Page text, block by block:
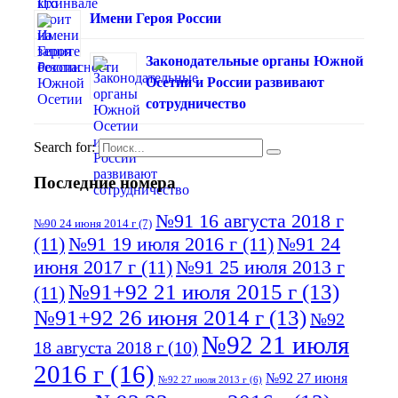
Имени Героя России
Законодательные органы Южной
Осетии и России развивают
сотрудничество
Search for:
Последние номера
№90 24 июня 2014 г (7) №91 16 августа 2018 г
(11)№91 19 июля 2016 г (11)№91 24
июня 2017 г (11)№91 25 июля 2013 г
(11)№91+92 21 июля 2015 г (13)
№91+92 26 июня 2014 г (13)№92
18 августа 2018 г (10) №92 21 июля
2016 г (16) №92 27 июля 2013 г (6) №92 27 июня